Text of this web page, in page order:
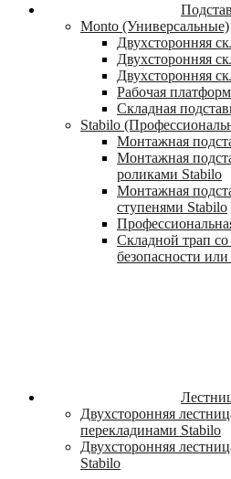
Monto (Универсальные)
Двухсторонняя
Двухсторонняя
Двухсторонняя
Рабочая
Складная
Stabilo
Монтажная
Монтажная
роликами Stabilo
Монтажная
ступенями Stabilo
Складной трап
безопасности
Двухсторонняя
перекладинами Stabilo
Двухсторонняя
Stabilo